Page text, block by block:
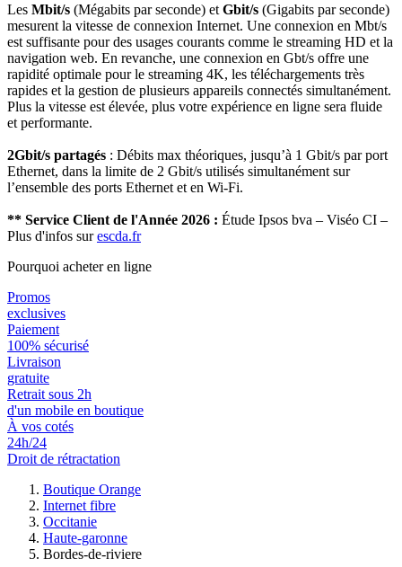
Les Mbit/s (Mégabits par seconde) et Gbit/s (Gigabits par seconde)
mesurent la vitesse de connexion Internet. Une connexion en Mbt/s
est suffisante pour des usages courants comme le streaming HD et la
navigation web. En revanche, une connexion en Gbt/s offre une
rapidité optimale pour le streaming 4K, les téléchargements très
rapides et la gestion de plusieurs appareils connectés simultanément.
Plus la vitesse est élevée, plus votre expérience en ligne sera fluide
et performante.
2Gbit/s partagés : Débits max théoriques, jusqu’à 1 Gbit/s par port
Ethernet, dans la limite de 2 Gbit/s utilisés simultanément sur
l’ensemble des ports Ethernet et en Wi-Fi.
** Service Client de l'Année 2026 : Étude Ipsos bva – Viséo CI –
Plus d'infos surescda.fr
Pourquoi acheter en ligne
Promos
exclusives
Paiement
100% sécurisé
Livraison
gratuite
Retrait sous 2h
d'un mobile en boutique
À vos cotés
24h/24
Droit de rétractation
Boutique Orange
Internet fibre
Occitanie
Haute-garonne
Bordes-de-riviere